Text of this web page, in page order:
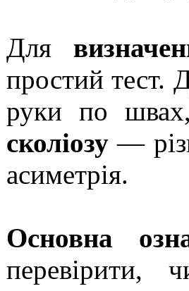
Для
простий тест.
руки по
сколіозу—
асиметрія.
Основна
перевірити,